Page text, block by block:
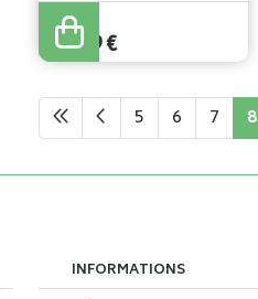
29,99
23,99€
5 6 7 8
INFORMATIONS